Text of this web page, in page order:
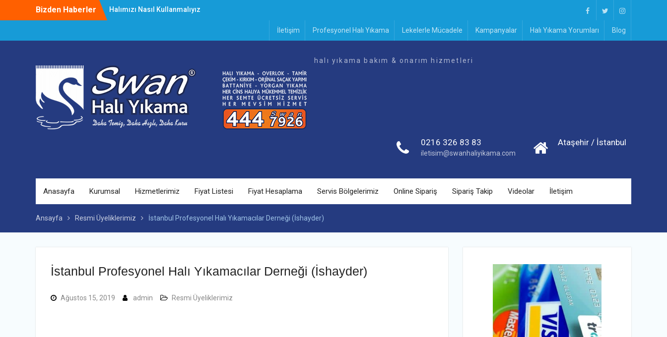
Bizden Haberler
Halımızı Nasıl Kullanmalıyız
FacebookTwitter
İletişim
Profesyonel Halı Yıkama Lekelerle Mücadele Kampanyalar Halı Yıkama Yorumları Blog
halı yıkama bakım & onarım hizmetleri
0216 326 83 83
iletisim@swanhaliyikama.com
Ataşehir / İstanbul
Anasayfa Kurumsal Hizmetlerimiz Fiyat Listesi Fiyat Hesaplama Servis Bölgelerimiz Online Sipariş Sipariş Takip Videolar İletişim
Ansayfa Resmi Üyeliklerimiz İstanbul Profesyonel Halı Yıkamacılar Derneği (İshayder)
İstanbul Profesyonel Halı Yıkamacılar Derneği (İshayder)
Ağustos 15, 2019 admin Resmi Üyeliklerimiz